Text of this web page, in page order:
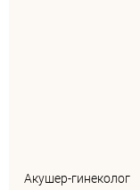
Акушер-гинеколог